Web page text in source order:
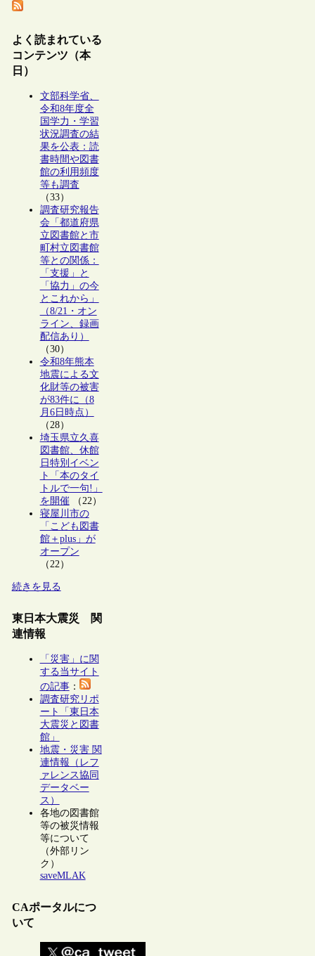
よく読まれている
コンテンツ（本
日）
文部科学省、
令和8年度全
国学力・学習
状況調査の結
果を公表：読
書時間や図書
館の利用頻度
等も調査
（33）
調査研究報告
会「都道府県
立図書館と市
町村立図書館
等との関係：
「支援」と
「協力」の今
とこれから」
（8/21・オン
ライン、録画
配信あり）
（30）
令和8年熊本
地震による文
化財等の被害
が83件に（8
月6日時点）
（28）
埼玉県立久喜
図書館、休館
日特別イベン
ト「本のタイ
トルで一句!」
を開催（22）
寝屋川市の
「こども図書
館＋plus」が
オープン
（22）
続きを見る
東日本大震災 関
連情報
「災害」に関
する当サイト
の記事：
調査研究リポ
ート「東日本
大震災と図書
館」
地震・災害 関
連情報（レフ
ァレンス協同
データベー
ス）
各地の図書館
等の被災情報
等について
（外部リン
ク）
saveMLAK
CAポータルにつ
いて